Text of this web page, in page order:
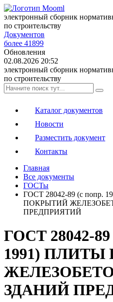
электронный сборник
по строительству
Документов
более 41899
Обновления
02.08.2026 20:52
электронный сборник
по строительству
Каталог документов
Новости
Разместить документ
Контакты
Главная
Все документы
ГОСТы
ГОСТ 28042-89 (с попр.
ПОКРЫТИЙ
ПРЕДПРИЯТИЙ
ГОСТ 28042-89
1991)
ЗДАНИЙ